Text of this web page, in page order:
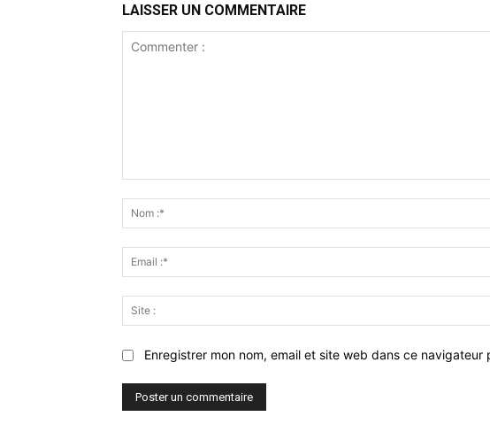
LAISSER UN COMMENTAIRE
Enregistrer mon nom, email et site web dans ce